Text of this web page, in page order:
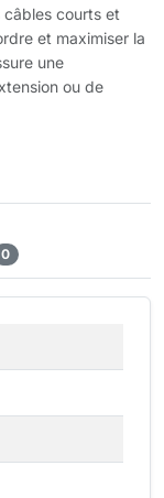
courts et
et maximiser la
une
ou de
0